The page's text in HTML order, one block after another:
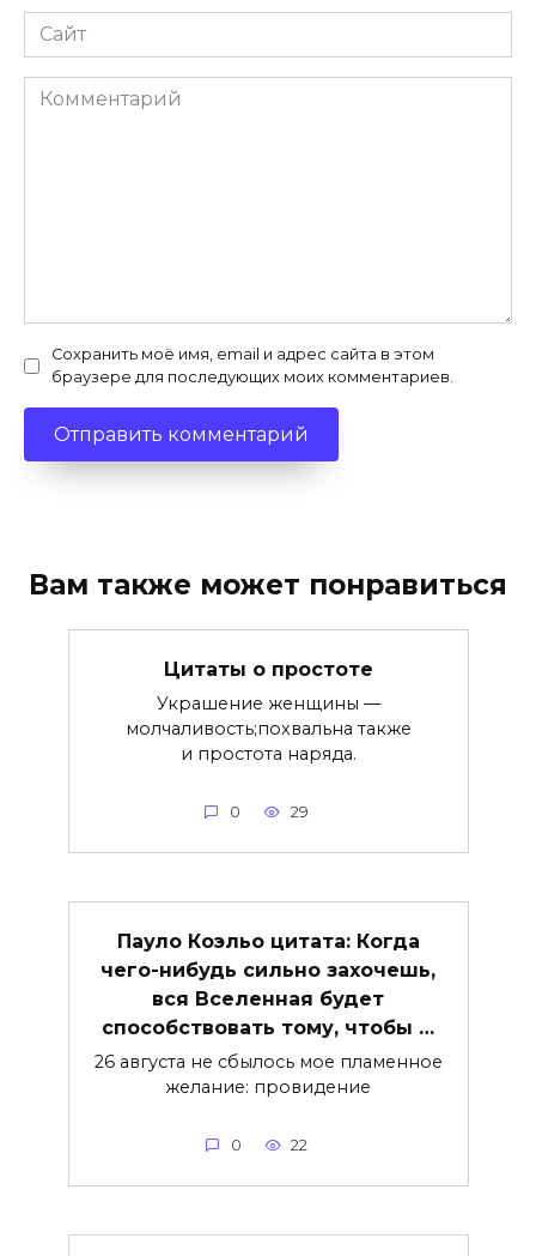
Сайт
Комментарий
Сохранить моё имя, email и адрес сайта в этом
браузере для последующих моих комментариев.
Вам также может понравиться
Цитаты о простоте
Украшение женщины —
молчаливость;похвальна также
и простота наряда.
0 29
Пауло Коэльо цитата: Когда
чего-нибудь сильно захочешь,
вся Вселенная будет
способствовать тому, чтобы …
26 августа не сбылось мое пламенное
желание: провидение
0 22